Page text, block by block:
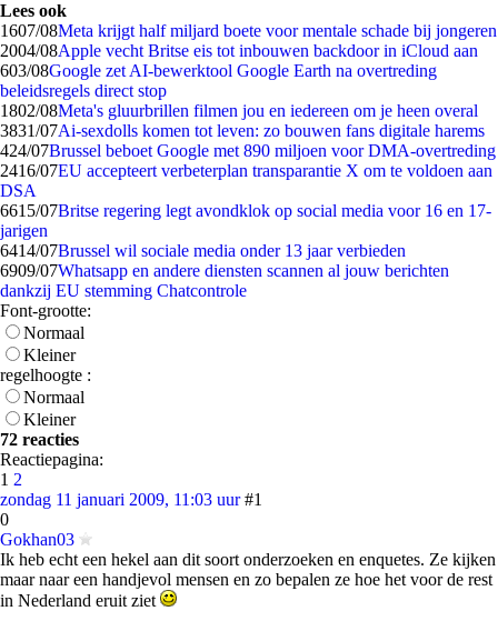
Lees ook
1607/08Meta krijgt half miljard boete voor mentale schade bij jongeren
2004/08Apple vecht Britse eis tot inbouwen backdoor in iCloud aan
603/08Google zet AI-bewerktool Google Earth na overtreding
beleidsregels direct stop
1802/08Meta's gluurbrillen filmen jou en iedereen om je heen overal
3831/07Ai-sexdolls komen tot leven: zo bouwen fans digitale harems
424/07Brussel beboet Google met 890 miljoen voor DMA-overtreding
2416/07EU accepteert verbeterplan transparantie X om te voldoen aan
DSA
6615/07Britse regering legt avondklok op social media voor 16 en 17-
jarigen
6414/07Brussel wil sociale media onder 13 jaar verbieden
6909/07Whatsapp en andere diensten scannen al jouw berichten
dankzij EU stemming Chatcontrole
Font-grootte:
Normaal
Kleiner
regelhoogte :
Normaal
Kleiner
72 reacties
Reactiepagina:
1 2
zondag 11 januari 2009, 11:03 uur #1
0
Gokhan03
Ik heb echt een hekel aan dit soort onderzoeken en enquetes. Ze kijken
maar naar een handjevol mensen en zo bepalen ze hoe het voor de rest
in Nederland eruit ziet